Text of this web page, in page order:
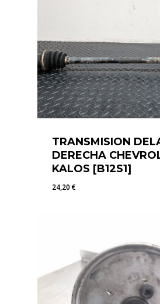
TRANSMISION
DERECHA
KALOS [B12S1]
24,20€